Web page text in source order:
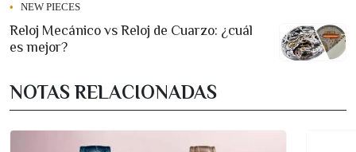
NEW PIECES
Reloj Mecánico vs Reloj de Cuarzo: ¿cuál
es mejor?
NOTAS RELACIONADAS